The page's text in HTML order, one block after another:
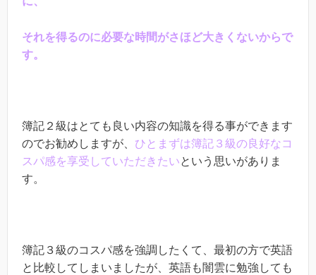
それを得るのに必要な時間がさほど大きくないからで
す。
簿記２級はとても良い内容の知識を得る事ができます
のでお勧めしますが、 ひとまずは簿記３級の良好なコ
スパ感を享受していただきたいという思いがありま
す。
簿記３級のコスパ感を強調したくて、最初の方で英語
と比較してしまいましたが、英語も闇雲に勉強しても